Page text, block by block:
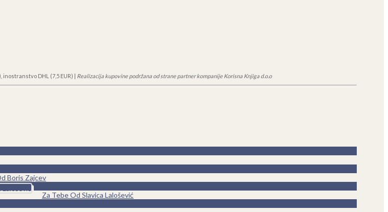
DHL (7,5 EUR) | Realizacija kupovine podržana od strane partner kompanije Korisna Knjiga d.o.o
Boris Zajcev
Za Tebe Od Slavica Lalošević